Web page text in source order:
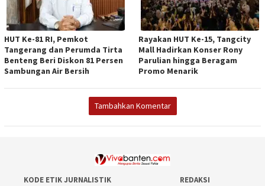
HUT Ke-81 RI, Pemkot
Tangerang dan Perumda Tirta
Benteng Beri Diskon 81 Persen
Sambungan Air Bersih
Rayakan HUT Ke-15, Tangcity
Mall Hadirkan Konser Rony
Parulian hingga Beragam
Promo Menarik
Tambahkan Komentar
KODE ETIK JURNALISTIK REDAKSI